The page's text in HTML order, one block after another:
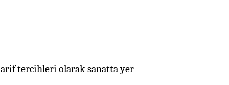
tercihleri olarak sanatta yer